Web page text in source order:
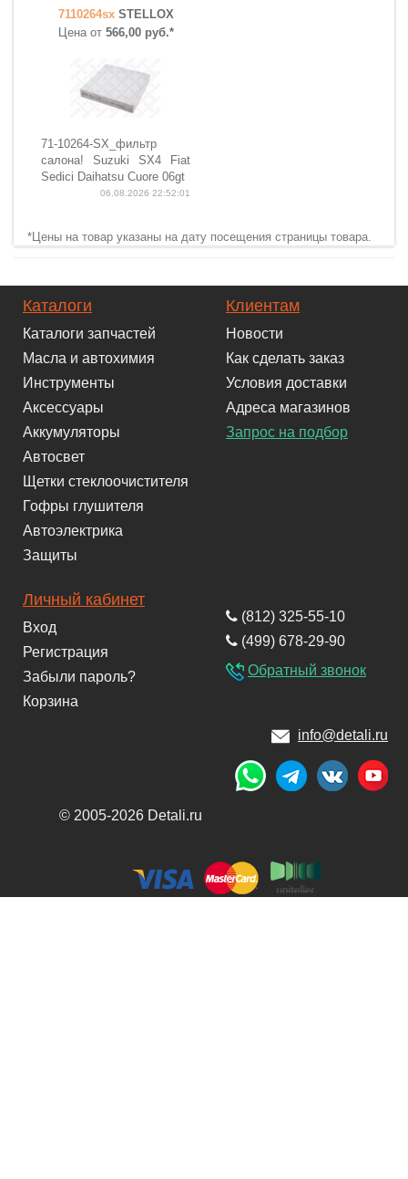
7110264sx STELLOX
Цена от 566,00 руб.*
71-10264-SX_фильтр
салона! Suzuki SX4 Fiat
Sedici Daihatsu Cuore 06gt
06.08.2026 22:52:01
*Цены на товар указаны на дату посещения страницы товара.
Каталоги
Каталоги запчастей
Масла и автохимия
Инструменты
Аксессуары
Аккумуляторы
Автосвет
Щетки стеклоочистителя
Гофры глушителя
Автоэлектрика
Защиты
Клиентам
Новости
Как сделать заказ
Условия доставки
Адреса магазинов
Запрос на подбор
Личный кабинет
Вход
Регистрация
Забыли пароль?
Корзина
(812) 325-55-10
(499) 678-29-90
Обратный звонок
info@detali.ru
© 2005-2026 Detali.ru